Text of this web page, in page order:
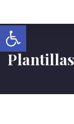
Abrir